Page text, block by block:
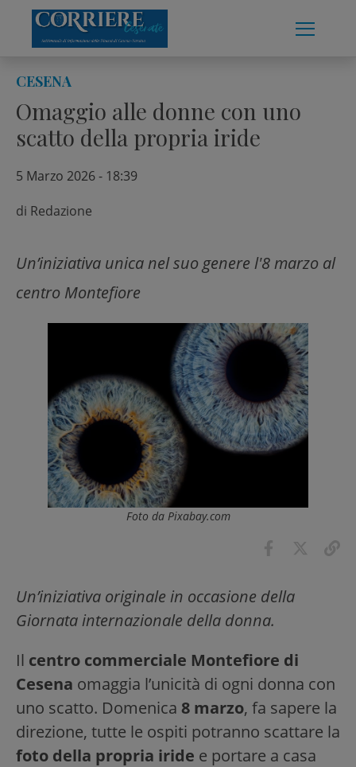
content
CESENA
Omaggio alle donne con uno
scatto della propria iride
5 Marzo 2026 - 18:39
di Redazione
Un’iniziativa unica nel suo genere l'8 marzo al
centro Montefiore
Foto da Pixabay.com
Un’iniziativa originale in occasione della
Giornata internazionale della donna.
Il centro commerciale Montefiore di
Cesena omaggia l’unicità di ogni donna con
uno scatto. Domenica 8 marzo, fa sapere la
direzione, tutte le ospiti potranno scattare la
foto della propria iride e portare a casa